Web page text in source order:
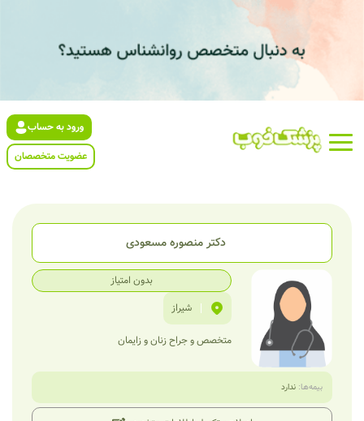
ورود به حساب
عضویت متخصصان
دکتر منصوره مسعودی
بدون امتیاز
| شیراز
متخصص و جراح زنان و زایمان
بیمه‌ها: ندارد